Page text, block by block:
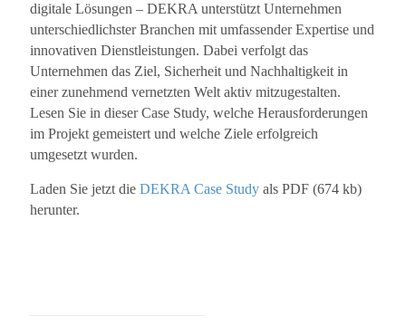
digitale Lösungen – DEKRA unterstützt Unternehmen
unterschiedlichster Branchen mit umfassender Expertise und
innovativen Dienstleistungen. Dabei verfolgt das
Unternehmen das Ziel, Sicherheit und Nachhaltigkeit in
einer zunehmend vernetzten Welt aktiv mitzugestalten.
Lesen Sie in dieser Case Study, welche Herausforderungen
im Projekt gemeistert und welche Ziele erfolgreich
umgesetzt wurden.
Laden Sie jetzt die DEKRA Case Study als PDF (674 kb)
herunter.